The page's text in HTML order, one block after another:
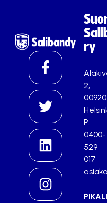
ry
2,
00920
P.
0400-
529
017